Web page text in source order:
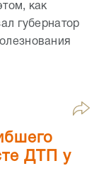
как
губернатор
ДТП у